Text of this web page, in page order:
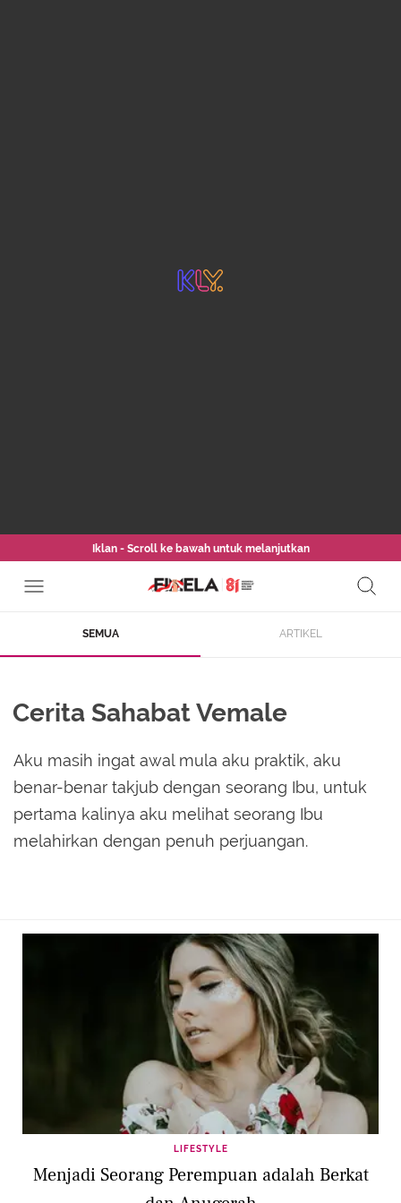
Iklan - Scroll ke bawah untuk melanjutkan
SEMUA ARTIKEL
Cerita Sahabat Vemale
Aku masih ingat awal mula aku praktik, aku
benar-benar takjub dengan seorang Ibu, untuk
pertama kalinya aku melihat seorang Ibu
melahirkan dengan penuh perjuangan.
LIFESTYLE
Menjadi Seorang Perempuan adalah Berkat